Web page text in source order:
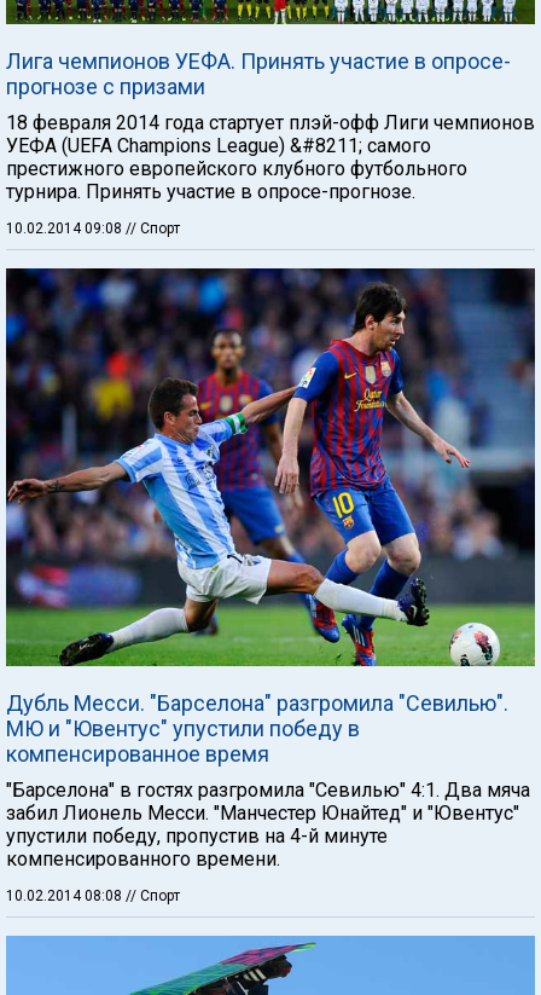
Лига чемпионов УЕФА. Принять участие в опросе-
прогнозе с призами
18 февраля 2014 года стартует плэй-офф Лиги чемпионов
УЕФА (UEFA Champions League) &#8211; самого
престижного европейского клубного футбольного
турнира. Принять участие в опросе-прогнозе.
10.02.2014 09:08 // Спорт
Дубль Месси. "Барселона" разгромила "Севилью".
МЮ и "Ювентус" упустили победу в
компенсированное время
"Барселона" в гостях разгромила "Севилью" 4:1. Два мяча
забил Лионель Месси. "Манчестер Юнайтед" и "Ювентус"
упустили победу, пропустив на 4-й минуте
компенсированного времени.
10.02.2014 08:08 // Спорт